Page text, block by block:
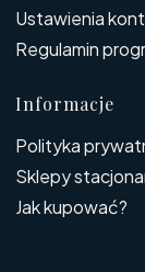
Ustawienia
Regulamin
Informacje
Polityka
Sklepy
Jak kupować?